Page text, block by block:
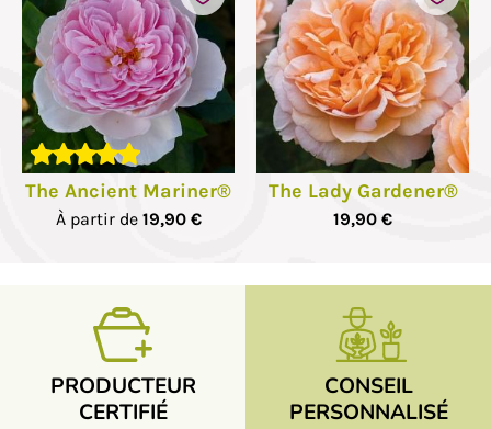
The Ancient Mariner®
À partir de 19,90 €
The Lady Gardener®
19,90 €
PRODUCTEUR
CERTIFIÉ
CONSEIL
PERSONNALISÉ